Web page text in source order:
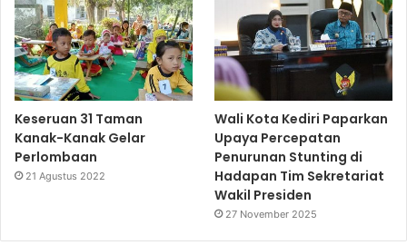
Keseruan 31 Taman
Kanak-Kanak Gelar
Perlombaan
21 Agustus 2022
Wali Kota Kediri Paparkan
Upaya Percepatan
Penurunan Stunting di
Hadapan Tim Sekretariat
Wakil Presiden
27 November 2025